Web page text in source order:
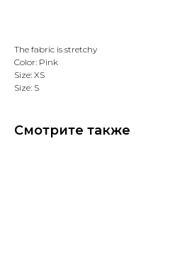
The fabric is stretchy
Color: Pink
Size: XS
Size: S
Смотрите также